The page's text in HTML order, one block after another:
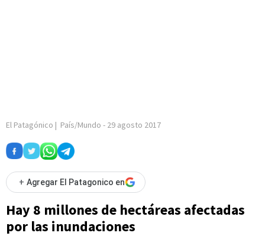
El Patagónico | País/Mundo - 29 agosto 2017
+ Agregar El Patagonico en
Hay 8 millones de hectáreas afectadas
por las inundaciones